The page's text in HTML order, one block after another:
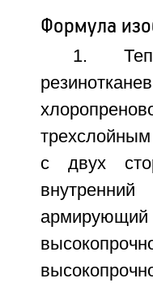
Формула
1.
с двух